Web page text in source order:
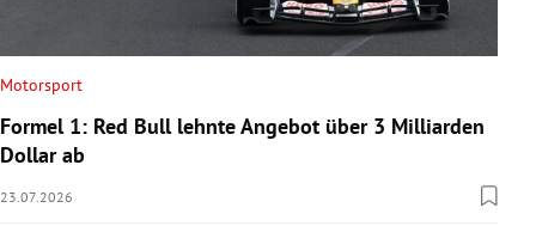
Motorsport
Formel 1: Red Bull lehnte Angebot über 3 Milliarden
Dollar ab
23.07.2026